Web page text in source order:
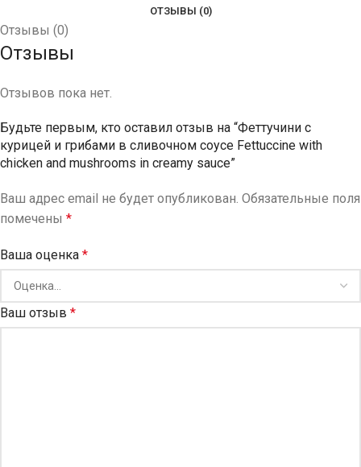
ОТЗЫВЫ (0)
Отзывы (0)
Отзывы
Отзывов пока нет.
Будьте первым, кто оставил отзыв на “Феттучини с
курицей и грибами в сливочном соусе Fettuccine with
chicken and mushrooms in creamy sauce”
Ваш адрес email не будет опубликован. Обязательные поля
помечены *
Ваша оценка *
Ваш отзыв *